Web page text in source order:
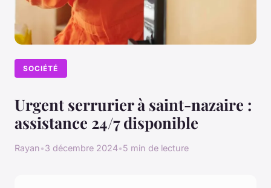
SOCIÉTÉ
Urgent serrurier à saint-nazaire :
assistance 24/7 disponible
Rayan•3 décembre 2024•5 min de lecture